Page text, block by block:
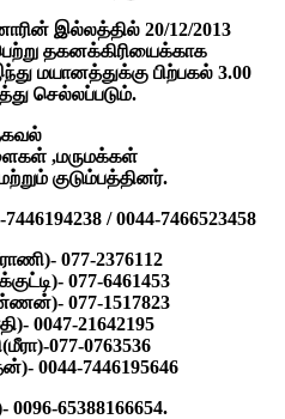
இல்லத்தில் 20/12/2013
தகனக்கிரியைக்காக
மயானத்துக்கு பிற்பகல் 3.00
செல்லப்படும்.
,மருமக்கள்
குடும்பத்தினர்.
/ 0044-7466523458
077-2376112
077-6461453
077-1517823
0047-21642195
077-0763536
0044-7446195646
65388166654.